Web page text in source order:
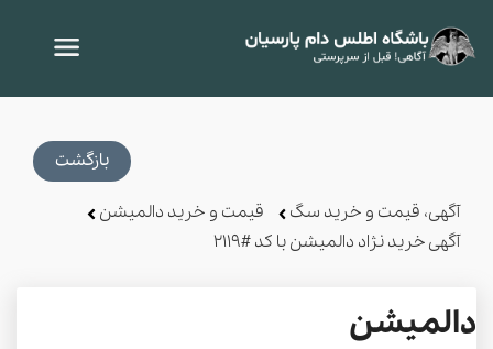
بازگشت
آگهی، قیمت و خرید سگ
قیمت و خرید دالمیشن
آگهی خرید نژاد دالمیشن با کد #2119
دالمیشن